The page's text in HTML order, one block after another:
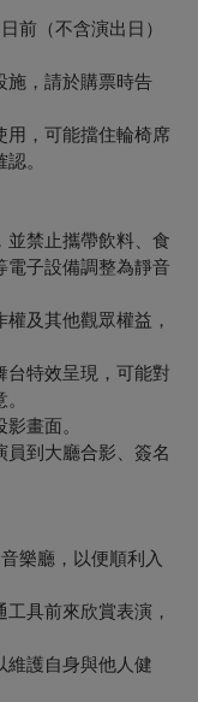
前（不含演出日）
施，請於購票時告
用，可能擋住輪椅席
。
並禁止攜帶飲料、食
電子設備調整為靜音
及其他觀眾權益，
台特效呈現，可能對
畫面。
到大廳合影、簽名
樂廳，以便順利入
具前來欣賞表演，
維護自身與他人健